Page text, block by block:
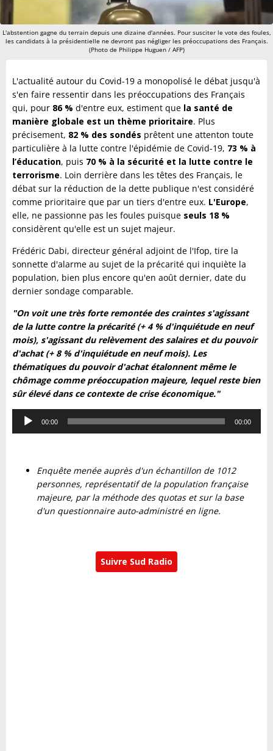
L'abstention gagne du terrain depuis une dizaine d'années. Pour susciter le vote des foules,
les candidats à la présidentielle ne devront pas négliger les préoccupations des Français.
(Photo de Philippe Huguen / AFP)
L'actualité autour du Covid-19 a monopolisé le débat jusqu'à
s'en faire ressentir dans les préoccupations des Français
qui, pour 86 % d'entre eux, estiment que la santé de
manière globale est un thème prioritaire. Plus
précisement, 82 % des sondés prêtent une attenton toute
particulière à la lutte contre l'épidémie de Covid-19, 73 % à
l’éducation, puis 70 % à la sécurité et la lutte contre le
terrorisme. Loin derrière dans les têtes des Français, le
débat sur la réduction de la dette publique n'est considéré
comme prioritaire que par un tiers d'entre eux. L'Europe,
elle, ne passionne pas les foules puisque seuls 18 %
considèrent qu'elle est un sujet majeur.
Frédéric Dabi, directeur général adjoint de l'Ifop, tire la
sonnette d'alarme au sujet de la précarité qui inquiète la
population, bien plus encore qu'en août dernier, date du
dernier sondage comparable.
"On voit une très forte remontée des craintes s'agissant
de la lutte contre la précarité (+ 4 % d'inquiétude en neuf
mois), s'agissant du relèvement des salaires et du pouvoir
d'achat (+ 8 % d'inquiétude en neuf mois). Les
thématiques du pouvoir d'achat étalonnent même le
chômage comme préoccupation majeure, lequel reste bien
sûr élevé dans ce contexte de crise économique."
Lecteur
audio
00:00 00:00
Enquête menée auprès d'un échantillon de 1012
personnes, représentatif de la population française
majeure, par la méthode des quotas et sur la base
d'un questionnaire auto-administré en ligne.
Suivre Sud Radio